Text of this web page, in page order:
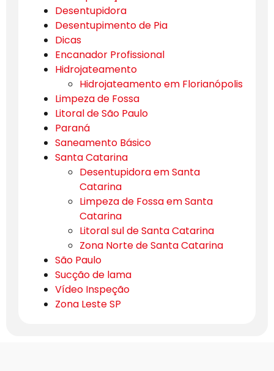
Desentupidora
Desentupimento de Pia
Dicas
Encanador Profissional
Hidrojateamento
Hidrojateamento em Florianópolis
Limpeza de Fossa
Litoral de São Paulo
Paraná
Saneamento Básico
Santa Catarina
Desentupidora em Santa
Catarina
Limpeza de Fossa em Santa
Catarina
Litoral sul de Santa Catarina
Zona Norte de Santa Catarina
São Paulo
Sucção de lama
Vídeo Inspeção
Zona Leste SP